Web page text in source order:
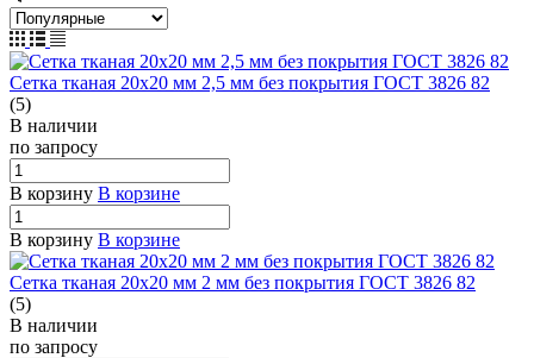
Сетка тканая 20х20 мм 2,5 мм без покрытия ГОСТ 3826 82
(5)
В наличии
по запросу
В корзину В корзине
В корзину В корзине
Сетка тканая 20х20 мм 2 мм без покрытия ГОСТ 3826 82
(5)
В наличии
по запросу